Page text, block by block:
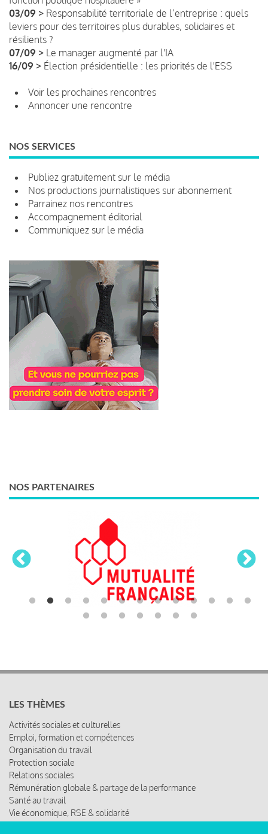
03/09 > Responsabilité territoriale de l’entreprise : quels
leviers pour des territoires plus durables, solidaires et
résilients ?
07/09 > Le manager augmenté par l'IA
16/09 > Élection présidentielle : les priorités de l'ESS
Voir les prochaines rencontres
Annoncer une rencontre
NOS SERVICES
Publiez gratuitement sur le média
Nos productions journalistiques sur abonnement
Parrainez nos rencontres
Accompagnement éditorial
Communiquez sur le média
NOS PARTENAIRES
LES THÈMES
Activités sociales et culturelles
Emploi, formation et compétences
Organisation du travail
Protection sociale
Relations sociales
Rémunération globale & partage de la performance
Santé au travail
Vie économique, RSE & solidarité